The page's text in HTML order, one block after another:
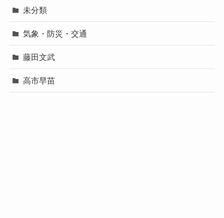
未分類
気象・防災・交通
藤田文武
高市早苗